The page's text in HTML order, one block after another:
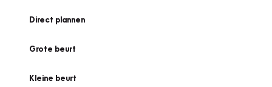
Direct plannen
Grote beurt
Kleine beurt